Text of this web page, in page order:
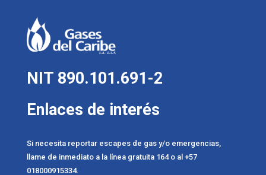
NIT 890.101.691-2
Enlaces de interés
Si necesita reportar escapes de gas y/o emergencias,
llame de inmediato a la línea gratuita 164 o al +57
018000915334.